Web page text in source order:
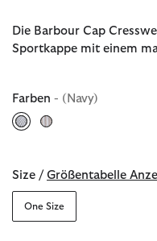
Die Barbour Cap
Sportkappe mit einem
Farben - (Navy)
Size / Größentabelle
One Size